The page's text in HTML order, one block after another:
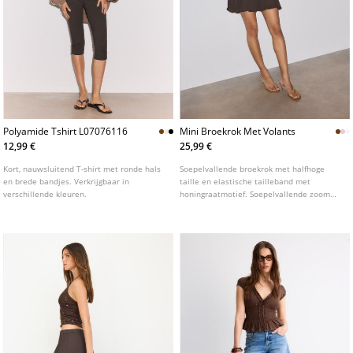
Polyamide Tshirt L07076116
12,99 €
Kort, nauwsluitend T-shirt met ronde hals
en brede bandjes. Verkrijgbaar in
verschillende kleuren.
Mini Broekrok Met Volants
25,99 €
Soepelvallende broekrok met halfhoge
taille en elastische tailleband met
honingraatmotief. Soepelvallende zoom